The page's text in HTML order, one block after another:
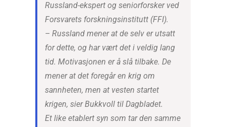
Russland-ekspert og seniorforsker ved
Forsvarets forskningsinstitutt (FFI).
– Russland mener at de selv er utsatt
for dette, og har vært det i veldig lang
tid. Motivasjonen er å slå tilbake. De
mener at det foregår en krig om
sannheten, men at vesten startet
krigen, sier Bukkvoll til Dagbladet.
Et like etablert syn som tar den samme